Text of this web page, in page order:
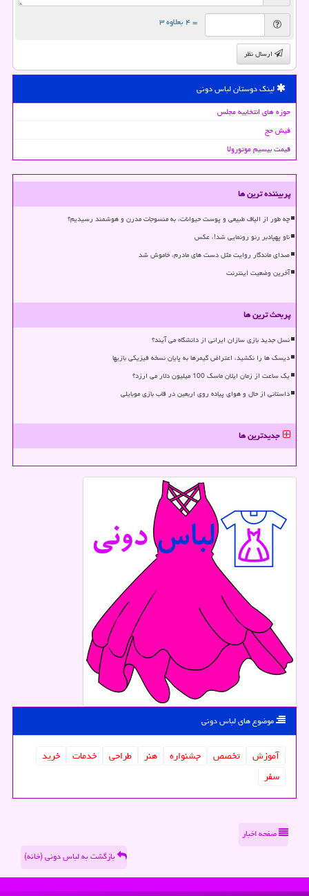
= ۴ بعلاوه ۳
ارسال نظر
لینک دوستان لباس دونی
حوزه های انتخابیه مجلس
فیش حج
قیمت بیسیم موتورولا
پربیننده ترین ها
چه طور از الیاف طبیعی و پوست حیوانات، به منسوجات مدرن و هوشمند رسیدیم؟
ناو پهپادبر رنو رونمایی شد!، عکس
صدای ماندگار روایت مثل دست های مادرم، خاموش شد
آخرین وضعیت اینترنت
پربحث ترین ها
نسل جدید بازی سازان ایرانی از دانشگاه می آیند؟
دیسک ها را نکشید، اعتراض گیمرها به پایان نسخه فیزیکی بازیها
یک ساعت از زمان ایلان ماسک 100 میلیون دلار می ارزد؟
داستانی از حال و هوای پیاده روی اربعین در قاب بازی موبایلی
جدیدترین ها
موضوع های لباس دونی
آموزش تخصص جشنواره هنر طراحی خدمات
خرید
سفر
صفحه اخبار
بازگشت به لباس دونی (خانه)